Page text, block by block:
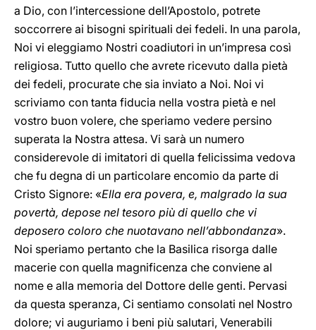
a Dio, con l’intercessione dell’Apostolo, potrete
soccorrere ai bisogni spirituali dei fedeli. In una parola,
Noi vi eleggiamo Nostri coadiutori in un’impresa così
religiosa. Tutto quello che avrete ricevuto dalla pietà
dei fedeli, procurate che sia inviato a Noi. Noi vi
scriviamo con tanta fiducia nella vostra pietà e nel
vostro buon volere, che speriamo vedere persino
superata la Nostra attesa. Vi sarà un numero
considerevole di imitatori di quella felicissima vedova
che fu degna di un particolare encomio da parte di
Cristo Signore: «Ella era povera, e, malgrado la sua
povertà, depose nel tesoro più di quello che vi
deposero coloro che nuotavano nell’abbondanza».
Noi speriamo pertanto che la Basilica risorga dalle
macerie con quella magnificenza che conviene al
nome e alla memoria del Dottore delle genti. Pervasi
da questa speranza, Ci sentiamo consolati nel Nostro
dolore; vi auguriamo i beni più salutari, Venerabili